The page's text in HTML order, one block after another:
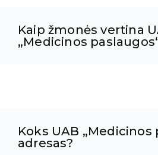
Kaip žmonės vertina
„Medicinos
Koks UAB „Medicinos
adresas?